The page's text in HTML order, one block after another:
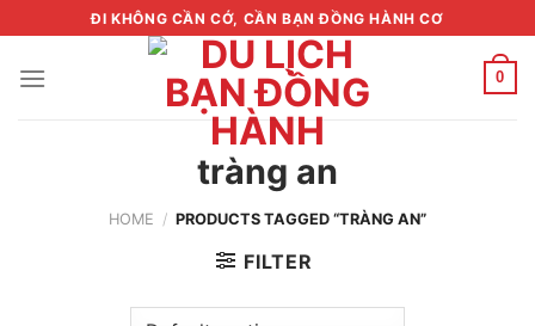
to
content
ĐI KHÔNG CẦN CỚ, CẦN BẠN ĐỒNG HÀNH CƠ
0
tràng an
HOME / PRODUCTS TAGGED “TRÀNG AN”
FILTER